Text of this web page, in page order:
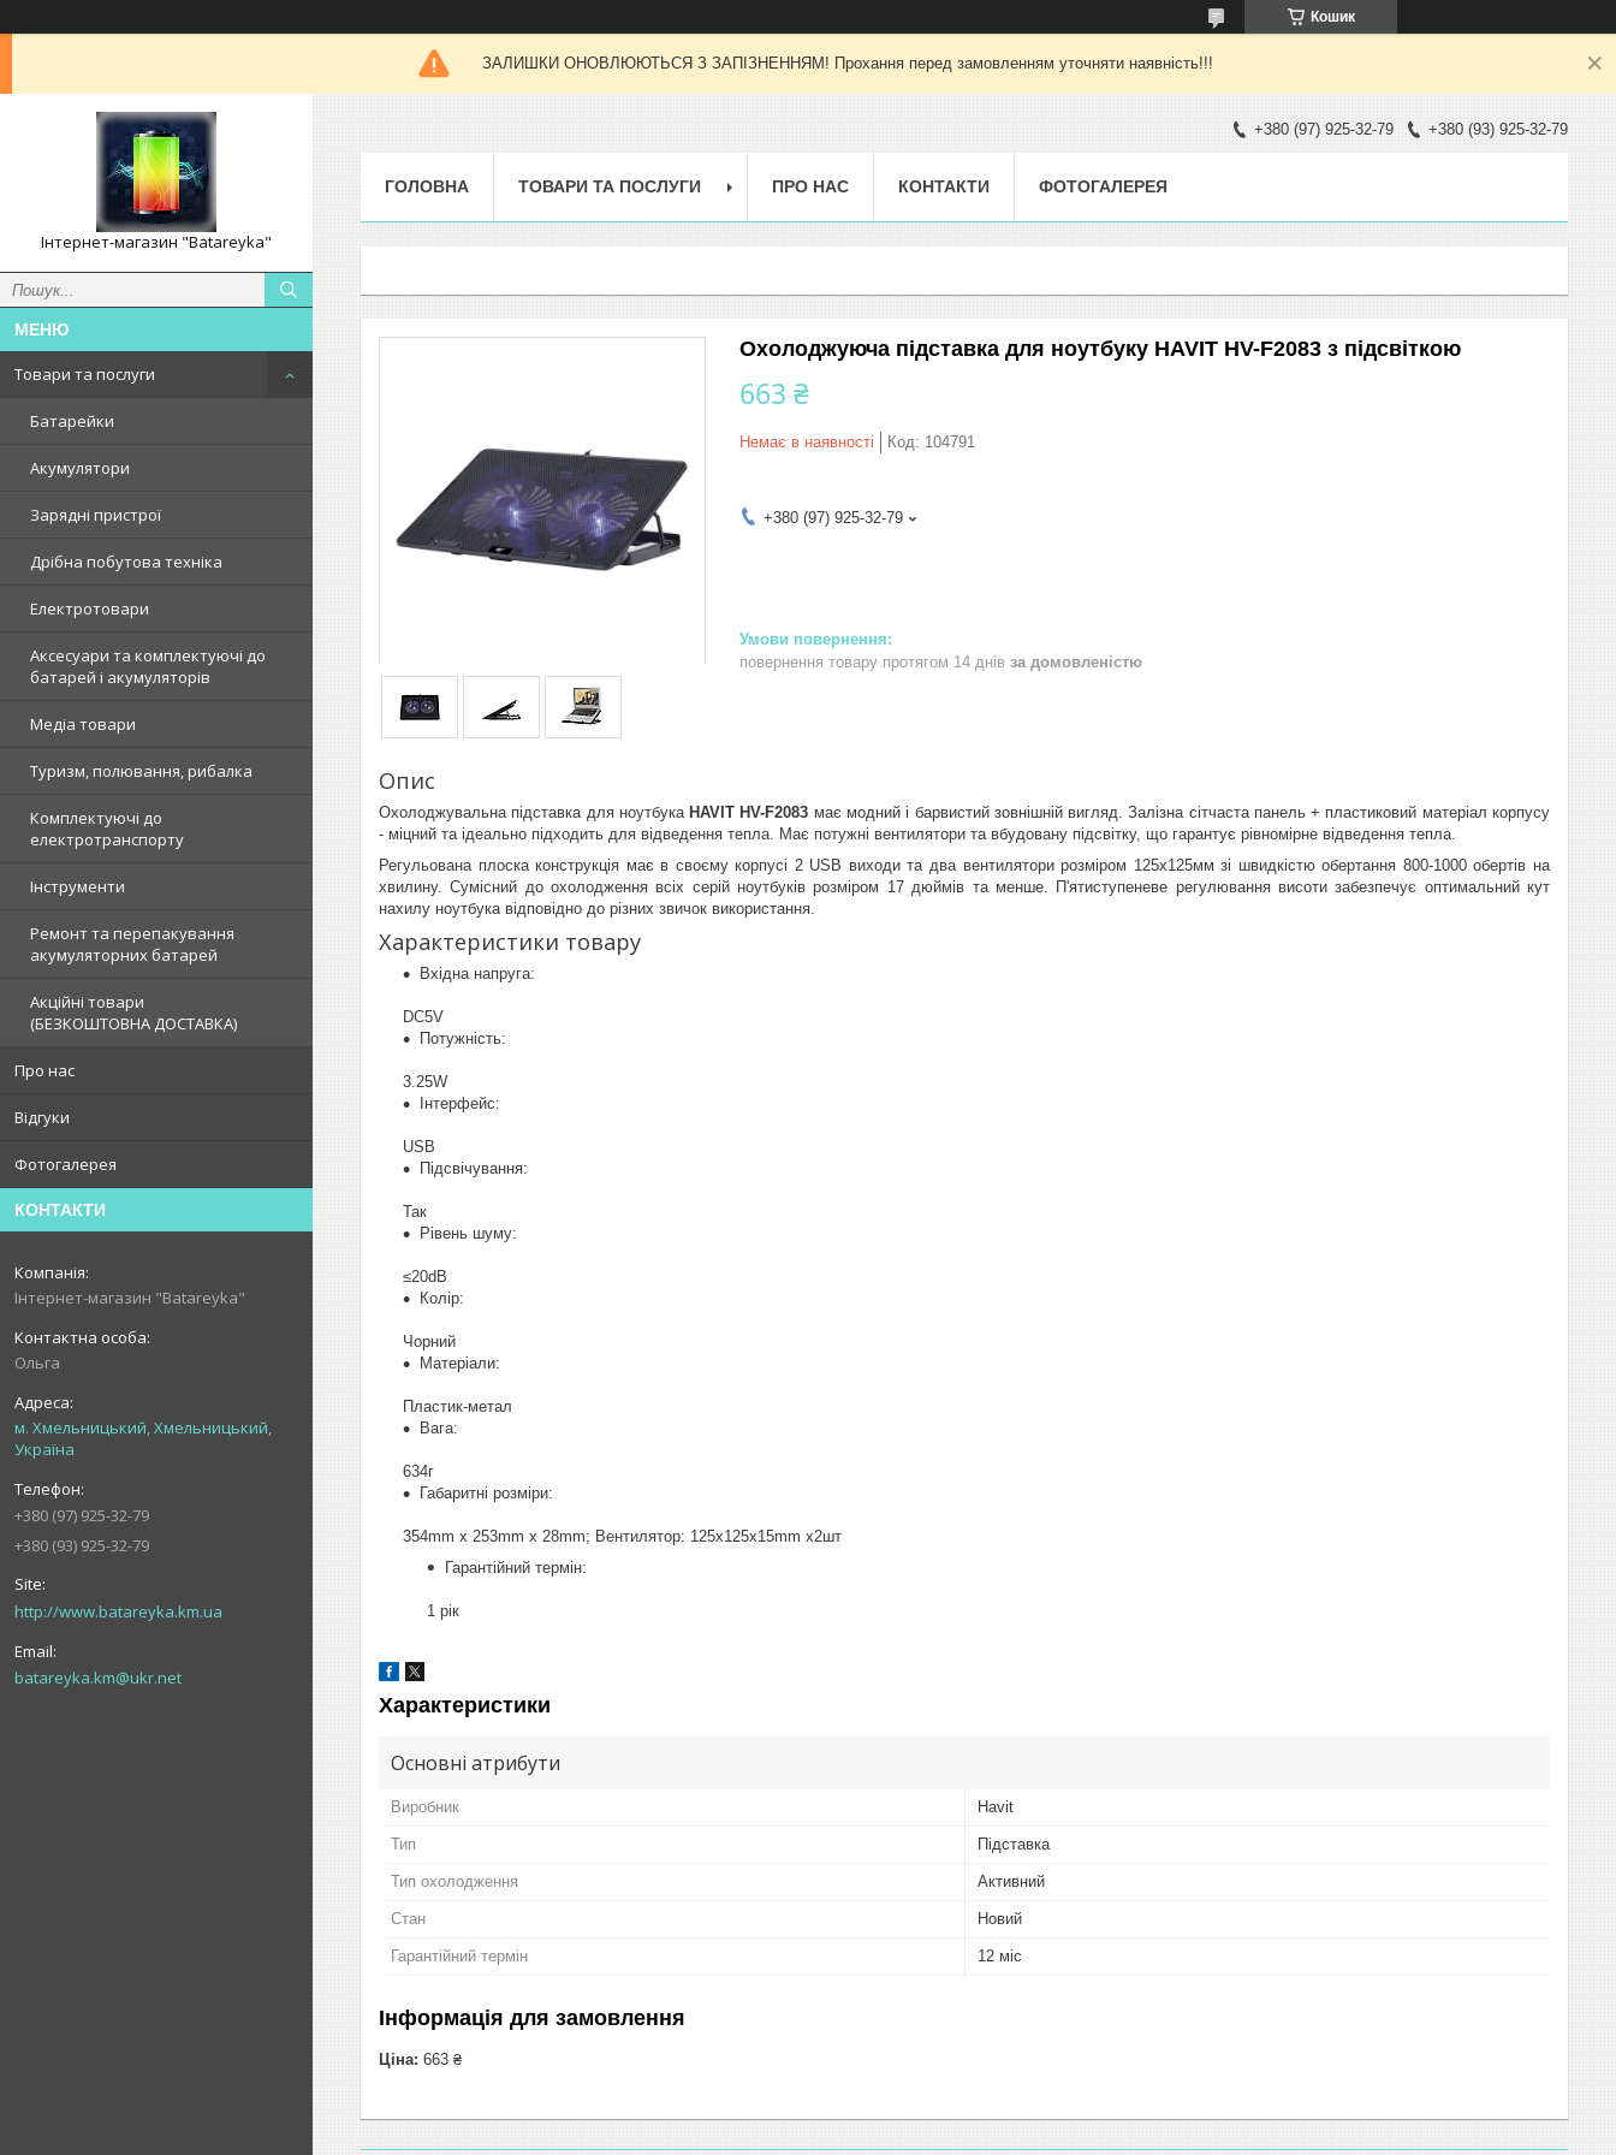
Кошик
ЗАЛИШКИ ОНОВЛЮЮТЬСЯ З ЗАПІЗНЕННЯМ! Прохання перед замовленням уточняти наявність!!!
Інтернет-магазин "Batareyka"
Товари та послуги
Батарейки
Акумулятори
Зарядні пристрої
Дрібна побутова техніка
Електротовари
Аксесуари та комплектуючі до
батарей і акумуляторів
Медіа товари
Туризм, полювання, рибалка
Комплектуючі до
електротранспорту
Інструменти
Ремонт та перепакування
акумуляторних батарей
Акційні товари
(БЕЗКОШТОВНА ДОСТАВКА)
Про нас
Відгуки
Фотогалерея
КОНТАКТИ
Інтернет-магазин "Batareyka"
Ольга
м. Хмельницький, Хмельницький,
Україна
+380 (97) 925-32-79
+380 (93) 925-32-79
http://www.batareyka.km.ua
batareyka.km@ukr.net
+380 (97) 925-32-79 +380 (93) 925-32-79
ГОЛОВНА ТОВАРИ ТА ПОСЛУГИ ПРО НАС КОНТАКТИ ФОТОГАЛЕРЕЯ
Охолоджуюча підставка для ноутбуку HAVIT HV-F2083 з підсвіткою
663 ₴
Немає в наявності Код: 104791
+380 (97) 925-32-79
повернення товару протягом 14 днів за домовленістю
Опис
Охолоджувальна підставка для ноутбука HAVIT HV-F2083 має модний і барвистий зовнішній вигляд. Залізна сітчаста панель + пластиковий матеріал корпусу
- міцний та ідеально підходить для відведення тепла. Має потужні вентилятори та вбудовану підсвітку, що гарантує рівномірне відведення тепла.
Регульована плоска конструкція має в своєму корпусі 2 USB виходи та два вентилятори розміром 125x125мм зі швидкістю обертання 800-1000 обертів на
хвилину. Сумісний до охолодження всіх серій ноутбуків розміром 17 дюймів та менше. П'ятиступеневе регулювання висоти забезпечує оптимальний кут
нахилу ноутбука відповідно до різних звичок використання.
Характеристики товару
Вхідна напруга:
DC5V
Потужність:
3.25W
Інтерфейс:
USB
Підсвічування:
Так
Рівень шуму:
≤20dB
Колір:
Чорний
Матеріали:
Пластик-метал
Вага:
634г
Габаритні розміри:
354mm x 253mm x 28mm; Вентилятор: 125х125х15mm x2шт
Гарантійний термін:
1 рік
Характеристики
Основні атрибути
Виробник Havit
Тип Підставка
Тип охолодження Активний
Стан Новий
Гарантійний термін 12 міс
Інформація для замовлення
Ціна: 663 ₴